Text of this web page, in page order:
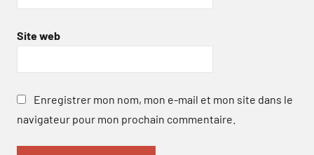
Site web
Enregistrer mon nom, mon e-mail et mon site dans le
navigateur pour mon prochain commentaire.